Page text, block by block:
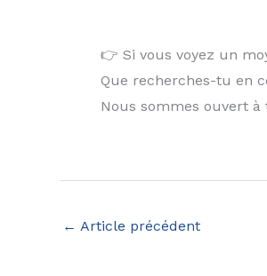
👉 Si vous voyez un
Que recherches-tu en
Nous sommes ouvert
← Article précédent